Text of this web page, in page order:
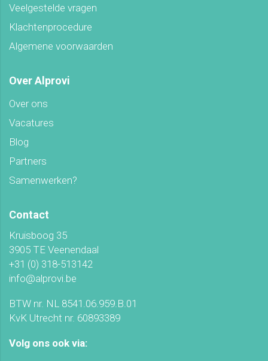
Veelgestelde vragen
Klachtenprocedure
Algemene voorwaarden
Over Alprovi
Over ons
Vacatures
Blog
Partners
Samenwerken?
Contact
Kruisboog 35
3905 TE Veenendaal
+31 (0) 318-513142
info@alprovi.be
BTW nr. NL 8541.06.959.B.01
KvK Utrecht nr. 60893389
Volg ons ook via: